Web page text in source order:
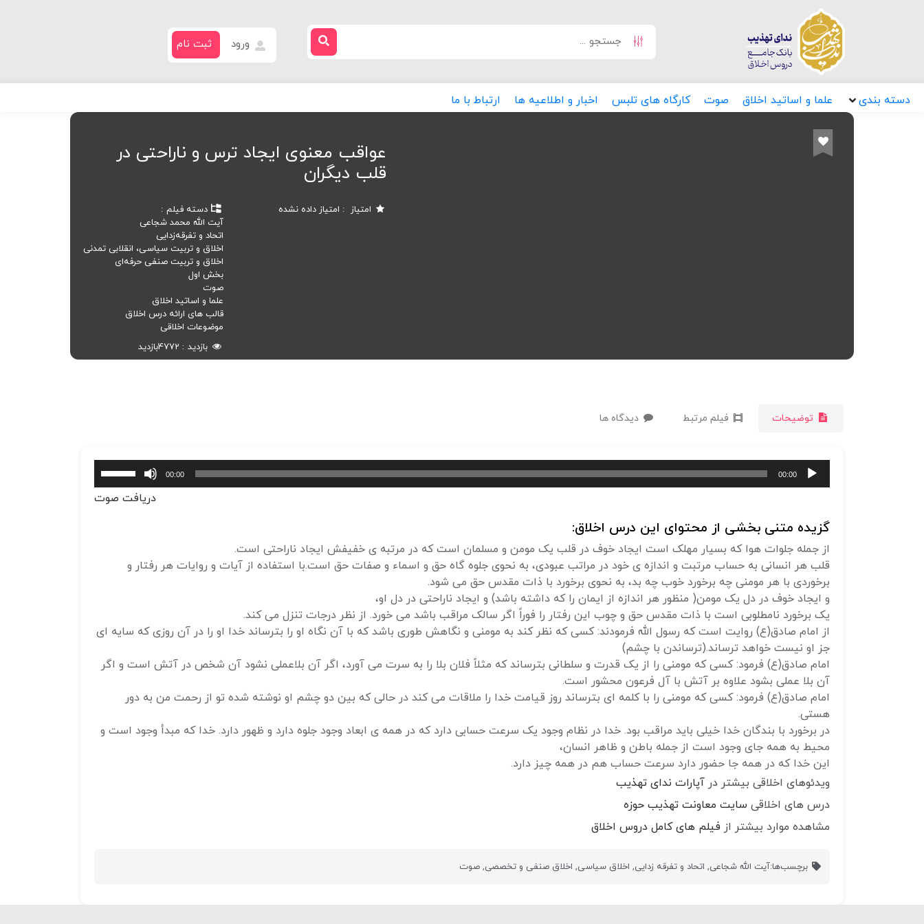
ورود ثبت نام
دسته بندی علما و اساتید اخلاق صوت کارگاه های تلبس اخبار و اطلاعیه ها ارتباط با ما
عواقب معنوی ایجاد ترس و ناراحتی در
قلب دیگران
امتیاز امتیاز داده نشده
دسته فیلم
آیت الله محمد شجاعی
اتحاد و تفرقه‌زدایی
اخلاق و تربیت سیاسی، انقلابی تمدنی
اخلاق و تربیت صنفی حرفه‌ای
بخش اول
صوت
علما و اساتید اخلاق
قالب های ارائه درس اخلاق
موضوعات اخلاقی
بازدید
4772بازدید
توضیحات فیلم مرتبط دیدگاه ها
پخش‌کننده
صوت
00:00
00:00
یا
استفاده
دریافت صوت
گزیده متنی بخشی از محتوای این درس اخلاق:
از جمله جلوات هوا که بسیار مهلک است ایجاد خوف در قلب یک مومن و مسلمان است که در مرتبه ی خفیفش ایجاد ناراحتی است.
قلب هر انسانی به حساب مرتبت و اندازه ی خود در مراتب عبودی، به نحوی جلوه گاه حق و اسماء و صفات حق است.با استفاده از آیات و روایات هر رفتار و
برخوردی با هر مومنی چه برخورد خوب چه بد، به نحوی برخورد با ذات مقدس حق می شود.
و ایجاد خوف در دل یک مومن( منظور هر اندازه از ایمان را که داشته باشد) و ایجاد ناراحتی در دل او،
یک برخورد نامطلوبی است با ذات مقدس حق و چوب این رفتار را فوراً اگر سالک مراقب باشد می خورد. از نظر درجات تنزل می کند.
از امام صادق(ع) روایت است که رسول الله فرمودند: کسی که نظر کند به مومنی و نگاهش طوری باشد که با آن نگاه او را بترساند خدا او را در آن روزی که سایه ای
جز او نیست خواهد ترساند.(ترساندن با چشم)
امام صادق(ع) فرمود: کسی که مومنی را از یک قدرت و سلطانی بترساند که مثلاً فلان بلا را به سرت می آورد، اگر آن بلاعملی نشود آن شخص در آتش است و اگر
آن بلا عملی بشود علاوه بر آتش با آل فرعون محشور است.
امام صادق(ع) فرمود: کسی که مومنی را با کلمه ای بترساند روز قیامت خدا را ملاقات می کند در حالی که بین دو چشم او نوشته شده تو از رحمت من به دور
هستی.
در برخورد با بندگان خدا خیلی باید مراقب بود. خدا در نظام وجود یک سرعت حسابی دارد که در همه ی ابعاد وجود جلوه دارد و ظهور دارد. خدا که مبدأ وجود است و
محیط به همه جای وجود است از جمله باطن و ظاهر انسان،
این خدا که در همه جا حضور دارد سرعت حساب هم در همه چیز دارد.
ویدئوهای اخلاقی بیشتر در آپارات ندای تهذیب
درس های اخلاقی سایت معاونت تهذیب حوزه
مشاهده موارد بیشتر از فیلم های کامل دروس اخلاق
برچسب‌ها:آیت الله شجاعی, اتحاد و تفرقه زدایی, اخلاق سیاسی, اخلاق صنفی و تخصصی,صوت